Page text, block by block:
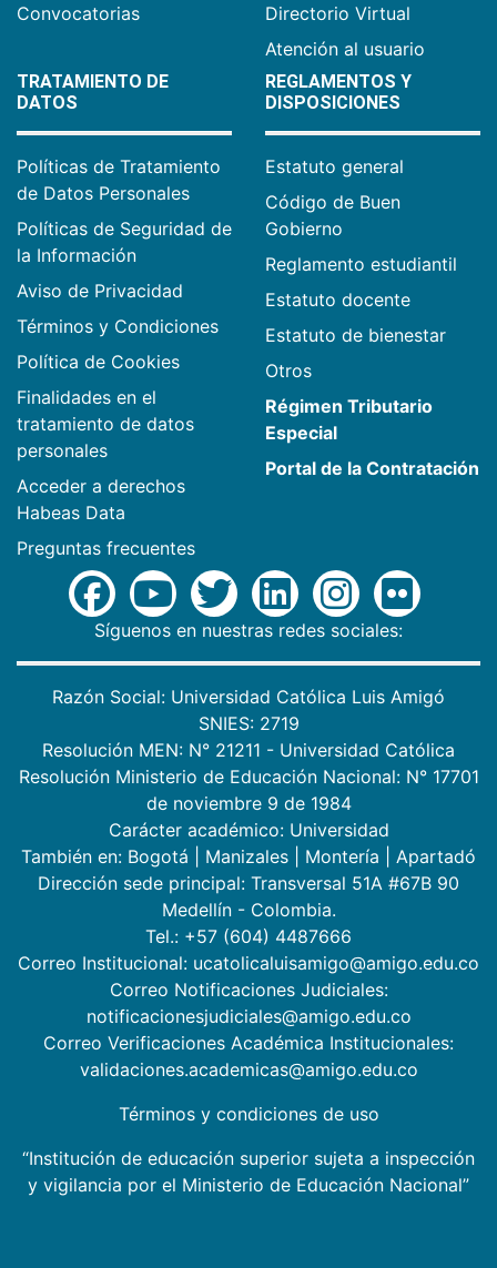
Convocatorias
Directorio Virtual
Atención al usuario
TRATAMIENTO DE
DATOS
Políticas de Tratamiento
de Datos Personales
Políticas de Seguridad de
la Información
Aviso de Privacidad
Términos y Condiciones
Política de Cookies
Finalidades en el
tratamiento de datos
personales
Acceder a derechos
Habeas Data
Preguntas frecuentes
REGLAMENTOS Y
DISPOSICIONES
Estatuto general
Código de Buen
Gobierno
Reglamento estudiantil
Estatuto docente
Estatuto de bienestar
Otros
Régimen Tributario
Especial
Portal de la Contratación
Síguenos en nuestras redes sociales:
Razón Social: Universidad Católica Luis Amigó
SNIES: 2719
Resolución MEN: N° 21211 - Universidad Católica
Resolución Ministerio de Educación Nacional: N° 17701
de noviembre 9 de 1984
Carácter académico: Universidad
También en: Bogotá Manizales Montería
Apartadó
Dirección sede principal: Transversal 51A #67B 90
Medellín - Colombia.
Tel.: +57 (604) 4487666
Correo Institucional: ucatolicaluisamigo@amigo.edu.co
Correo Notificaciones Judiciales:
notificacionesjudiciales@amigo.edu.co
Correo Verificaciones Académica Institucionales:
validaciones.academicas@amigo.edu.co
Términos y condiciones de uso
“Institución de educación superior sujeta a inspección
y vigilancia por el Ministerio de Educación Nacional”